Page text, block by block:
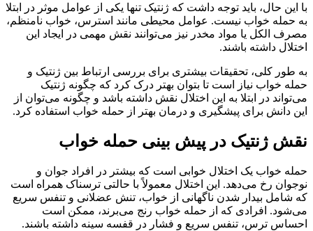
با این حال، باید توجه داشت که ژنتیک تنها یکی از عوامل موثر در ابتلا
به حمله خواب نیست. عوامل محیطی مانند استرس، خواب نامنظم،
مصرف الکل یا مواد مخدر نیز می‌توانند نقش مهمی در ایجاد این
اختلال داشته باشند.
به طور کلی، تحقیقات بیشتری برای بررسی ارتباط بین ژنتیک و
حمله خواب نیاز است تا بتوان بهتر درک کرد که چگونه ژنتیک
می‌تواند در ابتلا به این اختلال نقش داشته باشد و چگونه می‌توان از
این دانش برای پیشگیری و درمان بهتر از حمله خواب استفاده کرد.
نقش ژنتیک در پیش بینی حمله خواب
حمله خواب یک اختلال خوابی است که بیشتر در افراد جوان و
نوجوان رخ می‌دهد. این اختلال معمولاً با حالتی ترسناک همراه است
که شامل بیدار شدن ناگهانی از خواب، تنش عضلانی و تنفس سریع
می‌شود. افرادی که از حمله خواب رنج می‌برند، ممکن است
احساس ترس، تنفس سریع و فشار در قفسه سینه داشته باشند.